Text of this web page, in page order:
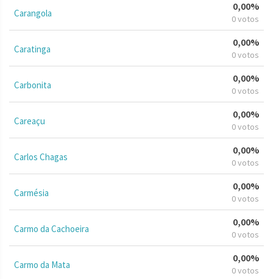
Carangola
0,00%
0 votos
Caratinga
0,00%
0 votos
Carbonita
0,00%
0 votos
Careaçu
0,00%
0 votos
Carlos Chagas
0,00%
0 votos
Carmésia
0,00%
0 votos
Carmo da Cachoeira
0,00%
0 votos
Carmo da Mata
0,00%
0 votos